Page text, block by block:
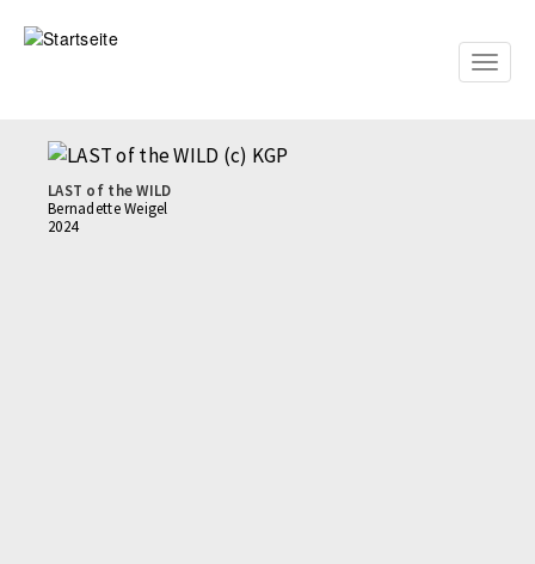
zum
Toggle
LAST of the WILD
Bernadette Weigel
2024